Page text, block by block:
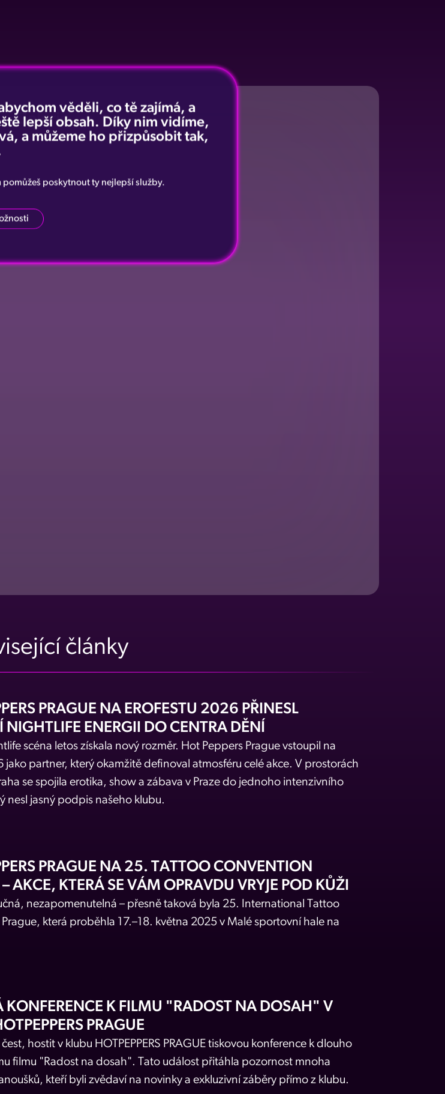
Galerie
články
PRAGUE NA EROFESTU 2026 PŘINESL
NIGHTLIFE ENERGII DO CENTRA DĚNÍ
scéna letos získala nový rozměr. Hot Peppers Prague vstoupil na
jako partner, který okamžitě definoval atmosféru celé akce. V prostorách
se spojila erotika, show a zábava v Praze do jednoho intenzivního
nesl jasný podpis našeho klubu.
PRAGUE NA 25. TATTOO CONVENTION
AKCE, KTERÁ SE VÁM OPRAVDU VRYJE POD KŮŽI
nezapomenutelná – přesně taková byla 25. International Tattoo
která proběhla 17.–18. května 2025 v Malé sportovní hale na
KONFERENCE K FILMU "RADOST NA DOSAH" V
PRAGUE
hostit v klubu HOTPEPPERS PRAGUE tiskovou konference k dlouho
filmu "Radost na dosah". Tato událost přitáhla pozornost mnoha
kteří byli zvědaví na novinky a exkluzivní záběry přímo z klubu.
věděli, co tě zajímá, a
lepší obsah. Díky nim vidíme,
a můžeme ho přizpůsobit tak,
poskytnout ty nejlepší služby.